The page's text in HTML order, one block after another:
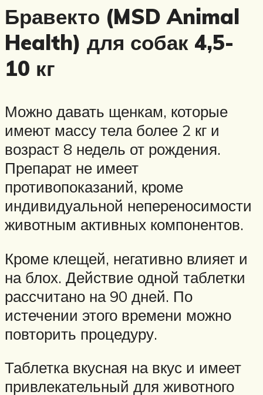
Бравекто (MSD Animal
Health) для собак 4,5-
10 кг
Можно давать щенкам, которые
имеют массу тела более 2 кг и
возраст 8 недель от рождения.
Препарат не имеет
противопоказаний, кроме
индивидуальной непереносимости
животным активных компонентов.
Кроме клещей, негативно влияет и
на блох. Действие одной таблетки
рассчитано на 90 дней. По
истечении этого времени можно
повторить процедуру.
Таблетка вкусная на вкус и имеет
привлекательный для животного